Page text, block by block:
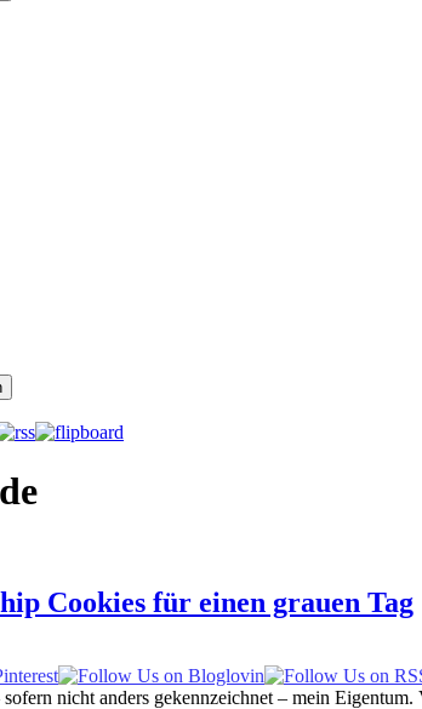
Cookies für einen grauen Tag
nicht anders gekennzeichnet – mein